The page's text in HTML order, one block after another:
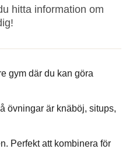
hitta information om
gym där du kan göra
övningar är knäböj, situps,
Perfekt att kombinera för